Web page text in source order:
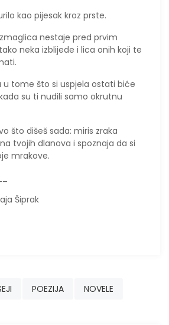
kao pijesak kroz prste.
nestaje pred prvim
neka izblijede i lica onih koji te
u tome što si uspjela ostati biće
su ti nudili samo okrutnu
što dišeš sada: miris zraka
tvojih dlanova i spoznaja da si
mrakove.
Šiprak
POEZIJA
NOVELE